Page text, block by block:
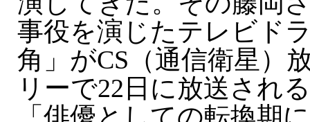
事役を演じたテレビド
角」がCS（通信衛星）
リーで22日に放送され